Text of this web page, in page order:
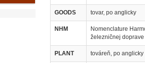
GOODS tovar, po anglicky
NHM
Nomenclature
železničnej doprave
PLANT továreň, po anglicky